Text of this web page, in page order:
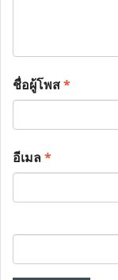
ชื่อผู้โพส*
อีเมล*